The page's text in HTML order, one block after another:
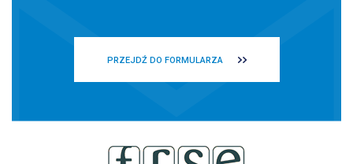
PRZEJDŹ DO FORMULARZA